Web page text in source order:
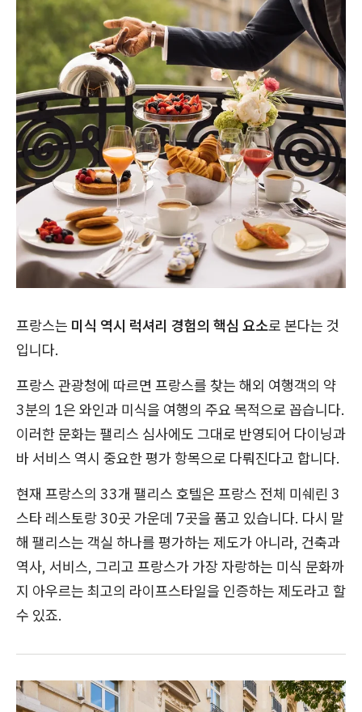
프랑스는 미식 역시 럭셔리 경험의 핵심 요소로 본다는 것
입니다.
프랑스 관광청에 따르면 프랑스를 찾는 해외 여행객의 약
3분의 1은 와인과 미식을 여행의 주요 목적으로 꼽습니다.
이러한 문화는 팰리스 심사에도 그대로 반영되어 다이닝과
바 서비스 역시 중요한 평가 항목으로 다뤄진다고 합니다.
현재 프랑스의 33개 팰리스 호텔은 프랑스 전체 미쉐린 3
스타 레스토랑 30곳 가운데 7곳을 품고 있습니다. 다시 말
해 팰리스는 객실 하나를 평가하는 제도가 아니라, 건축과
역사, 서비스, 그리고 프랑스가 가장 자랑하는 미식 문화까
지 아우르는 최고의 라이프스타일을 인증하는 제도라고 할
수 있죠.